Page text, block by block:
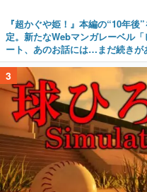
『超かぐや姫！』本編の“10年
定。新たなWebマンガレーベル
ート、あのお話には…まだ続きが
3